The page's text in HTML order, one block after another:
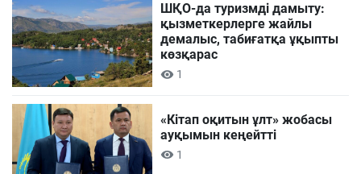
ШҚО-да туризмді дамыту:
қызметкерлерге жайлы
демалыс, табиғатқа ұқыпты
көзқарас
1
«Кітап оқитын ұлт» жобасы
ауқымын кеңейтті
1